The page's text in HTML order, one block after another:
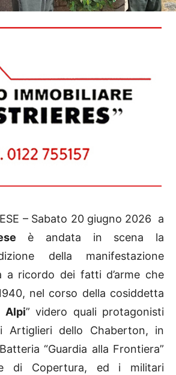
– Sabato 20 giugno 2026 a
è andata in scena la
della manifestazione
a ricordo dei fatti d’arme che
nel corso della cosiddetta
Alpi” videro quali protagonisti
Artiglieri dello Chaberton, in
“Guardia alla Frontiera”
di Copertura, ed i militari